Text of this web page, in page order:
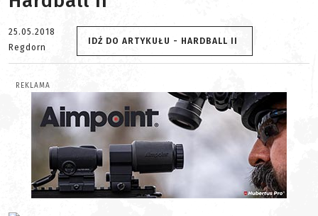
25.05.2018
Regdorn
IDŹ DO ARTYKUŁU - HARDBALL II
REKLAMA